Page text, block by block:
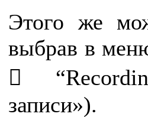
Этого же
выбрав в

записи»).